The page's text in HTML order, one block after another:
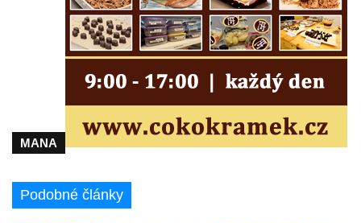
Sloup Nejsvětější Trojice na náměstí v
Klášterci nad Ohří
nad Ohří
Sloup Panny Marie v Mimoni
Sloup Panny Marie v Mnichově Hradišti
Sloup Panny Marie v Klášterci nad Ohří
MANA
Podobné články